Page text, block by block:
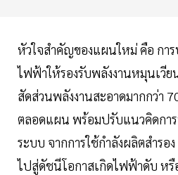
หัวใจสำคัญของแผนใหม่ คือ การ
ไฟฟ้าให้รองรับพลังงานหมุนเวีย
สัดส่วนพลังงานสะอาดมากกว่า
ตลอดแผน พร้อมปรับแนวคิดการ
ระบบ จากการใช้กำลังผลิตสำรอ
ไปสู่ดัชนีโอกาสเกิดไฟฟ้าดับ หรื